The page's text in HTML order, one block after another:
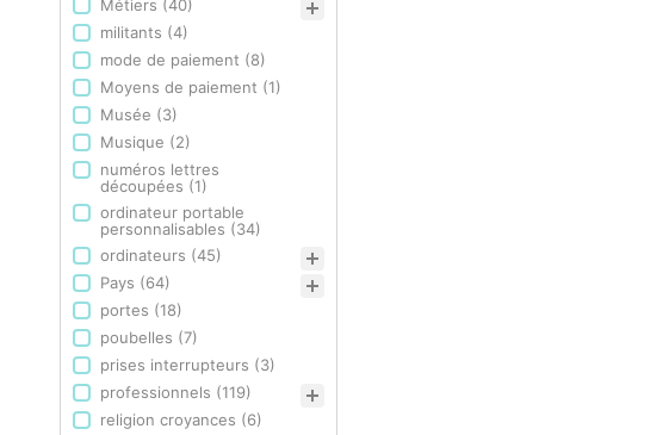
Métiers (40)
militants (4)
mode de paiement (8)
Moyens de paiement (1)
Musée (3)
Musique (2)
numéros lettres
découpées (1)
ordinateur portable
personnalisables (34)
ordinateurs (45)
Pays (64)
portes (18)
poubelles (7)
prises interrupteurs (3)
professionnels (119)
religion croyances (6)